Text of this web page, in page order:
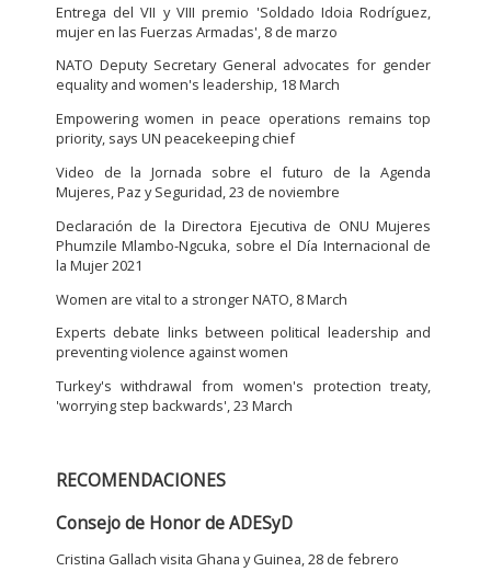
Entrega del VII y VIII premio 'Soldado Idoia Rodríguez,
mujer en las Fuerzas Armadas', 8 de marzo
NATO Deputy Secretary General advocates for gender
equality and women's leadership, 18 March
Empowering women in peace operations remains top
priority, says UN peacekeeping chief
Video de la Jornada sobre el futuro de la Agenda
Mujeres, Paz y Seguridad, 23 de noviembre
Declaración de la Directora Ejecutiva de ONU Mujeres
Phumzile Mlambo-Ngcuka, sobre el Día Internacional de
la Mujer 2021
Women are vital to a stronger NATO, 8 March
Experts debate links between political leadership and
preventing violence against women
Turkey's withdrawal from women's protection treaty,
'worrying step backwards', 23 March
RECOMENDACIONES
Consejo de Honor de ADESyD
Cristina Gallach visita Ghana y Guinea, 28 de febrero